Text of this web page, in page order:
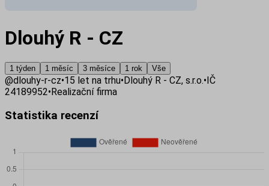
Dlouhý R - CZ
1 týden 1 měsíc 3 měsíce 1 rok Vše
@dlouhy-r-cz•15 let na trhu•Dlouhý R - CZ, s.r.o.•IČ
24189952•Realizační firma
Statistika recenzí